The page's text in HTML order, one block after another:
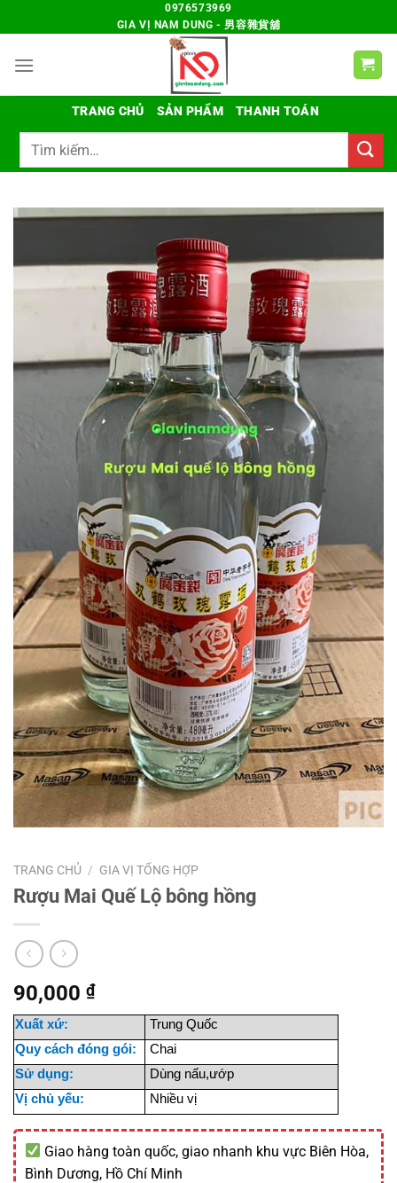
đến
dung
0976573969
GIA VỊ NAM DUNG - 男容雜貨舖
TRANG CHỦ SẢN PHẨM
THANH TOÁN
Tìm
TRANG CHỦ / GIA VỊ TỔNG HỢP
Rượu Mai Quế Lộ bông hồng
90,000 ₫
Xuất xứ:
Trung Quốc
Quy cách đóng gói:
Chai
Sử dụng:
Dùng nấu,ướp
Vị chủ yếu:
Nhiều vị
Giao hàng toàn quốc, giao nhanh khu vực Biên Hòa,
Bình Dương, Hồ Chí Minh